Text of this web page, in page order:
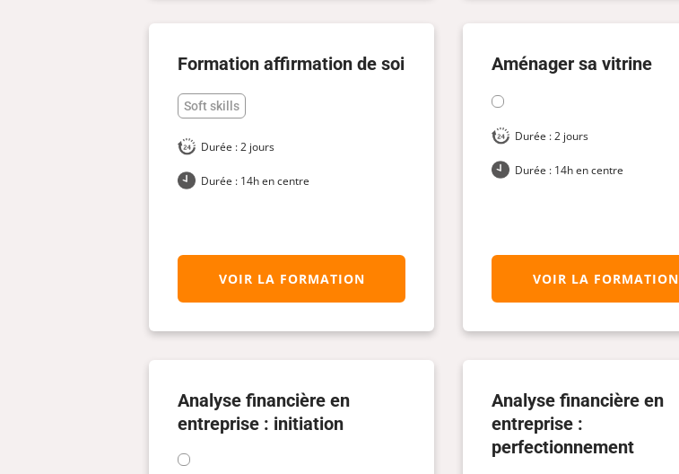
Formation affirmation de soi​
Soft skills
Durée : 2 jours
Durée : 14h en centre
VOIR LA FORMATION
Aménager sa vitrine
Durée : 2 jours
Durée : 14h en centre
VOIR LA FORMATION
Analyse financière en
entreprise : initiation
Analyse financière en
entreprise :
perfectionnement